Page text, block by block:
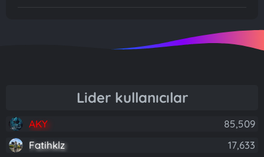
Lider kullanıcılar
AKY
85,509
Fatihklz
17,633